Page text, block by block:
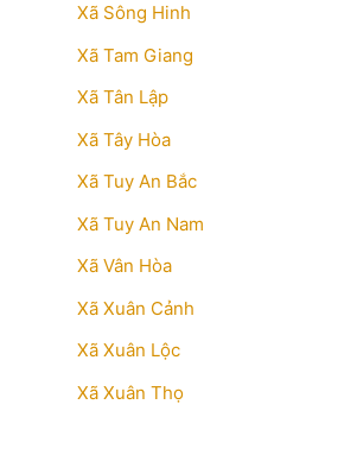
Xã Sông Hinh
Xã Tam Giang
Xã Tân Lập
Xã Tây Hòa
Xã Tuy An Bắc
Xã Tuy An Nam
Xã Vân Hòa
Xã Xuân Cảnh
Xã Xuân Lộc
Xã Xuân Thọ